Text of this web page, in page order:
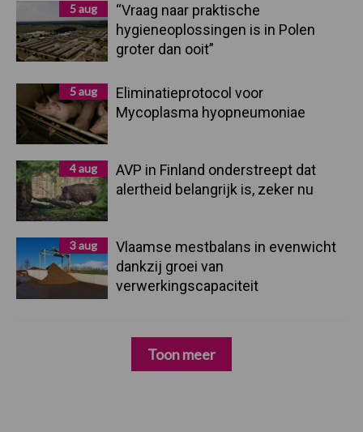
5 aug
“Vraag naar praktische
hygieneoplossingen is in Polen
groter dan ooit”
5 aug
Eliminatieprotocol voor
Mycoplasma hyopneumoniae
4 aug
AVP in Finland onderstreept dat
alertheid belangrijk is, zeker nu
3 aug
Vlaamse mestbalans in evenwicht
dankzij groei van
verwerkingscapaciteit
Toon meer